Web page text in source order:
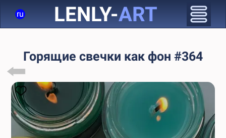
ru LENLY-ART
Горящие свечки как фон #364